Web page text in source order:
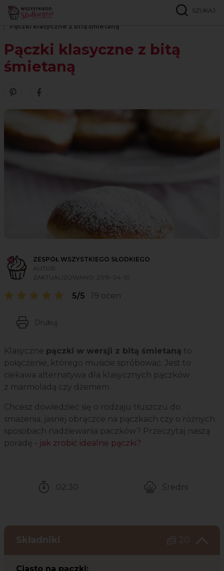
SZUKAJ
Strona główna
Pączki klasyczne z bitą śmietaną
Pączki klasyczne z bitą
śmietaną
Zobacz nasze piny w serwisie Pinterest
Udostępnij ten przepis w serwisie Facebook
ZESPÓŁ WSZYSTKIEGO SŁODKIEGO
AUTOR
ZAKTUALIZOWANO: 2019-04-10
5/5 19 ocen
Drukuj
Klasyczne pączki w wersji z bitą śmietaną to
połączenie, którego musicie spróbować. Jest to
ciekawa alternatywa dla klasycznych pączków
z marmoladą czy dżemem.
Chcesz dowiedzieć się o rodzaju tłuszczu do
smażenia, jasnej obrączce na pączkach czy o różnych
sposobach nadziewania paczków? Przeczytaj naszą
poradę - jak zrobić idealne pączki?
02:30
Średni
Składniki 20
Ciasto na pączki: